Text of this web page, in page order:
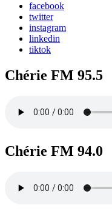
facebook
twitter
instagram
linkedin
tiktok
Chérie FM 95.5
Chérie FM 94.0